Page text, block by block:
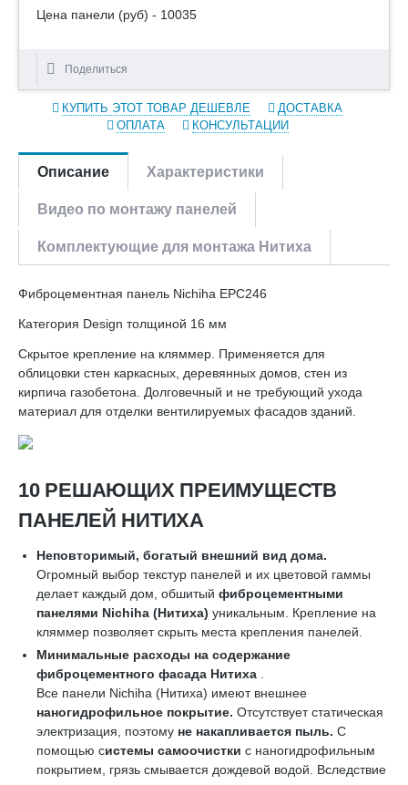
Цена панели (руб) - 10035
Поделиться
КУПИТЬ ЭТОТ ТОВАР ДЕШЕВЛЕ
ДОСТАВКА
ОПЛАТА
КОНСУЛЬТАЦИИ
Описание Характеристики
Видео по монтажу панелей
Комплектующие для монтажа Нитиха
Фиброцементная панель Nichiha EPC246
Категория Design толщиной 16 мм
Скрытое крепление на кляммер. Применяется для
облицовки стен каркасных, деревянных домов, стен из
кирпича газобетона. Долговечный и не требующий ухода
материал для отделки вентилируемых фасадов зданий.
10 РЕШАЮЩИХ ПРЕИМУЩЕСТВ
ПАНЕЛЕЙ НИТИХА
Неповторимый, богатый внешний вид дома.
Огромный выбор текстур панелей и их цветовой гаммы
делает каждый дом, обшитый фиброцементными
панелями Nichiha (Нитиха) уникальным. Крепление на
кляммер позволяет скрыть места крепления панелей.
Минимальные расходы на содержание
фиброцементного фасада Нитиха
Все панели Nichiha (Нитиха) имеют внешнее
наногидрофильное покрытие. Отсутствует статическая
электризация, поэтому не накапливается пыль. С
помощью системы самоочистки с наногидрофильным
покрытием, грязь смывается дождевой водой. Вследствие